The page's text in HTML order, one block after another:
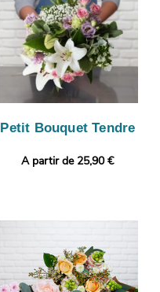
Petit Bouquet Tendre
A partir de 25,90 €